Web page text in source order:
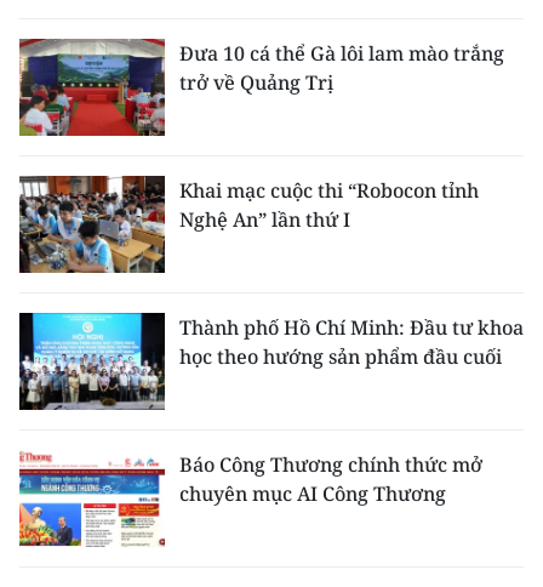
Đưa 10 cá thể Gà lôi lam mào trắng
trở về Quảng Trị
Khai mạc cuộc thi “Robocon tỉnh
Nghệ An” lần thứ I
Thành phố Hồ Chí Minh: Đầu tư khoa
học theo hướng sản phẩm đầu cuối
Báo Công Thương chính thức mở
chuyên mục AI Công Thương